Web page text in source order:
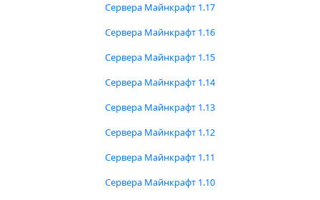
Сервера Майнкрафт 1.17
Сервера Майнкрафт 1.16
Сервера Майнкрафт 1.15
Сервера Майнкрафт 1.14
Сервера Майнкрафт 1.13
Сервера Майнкрафт 1.12
Сервера Майнкрафт 1.11
Сервера Майнкрафт 1.10